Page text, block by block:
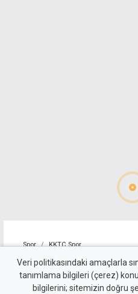
Spor KKTC Spor
Rallide
Halil Mulla
Veri politikasındaki amaçlarla
tanımlama bilgileri (çerez)
bilgilerini; sitemizin doğru